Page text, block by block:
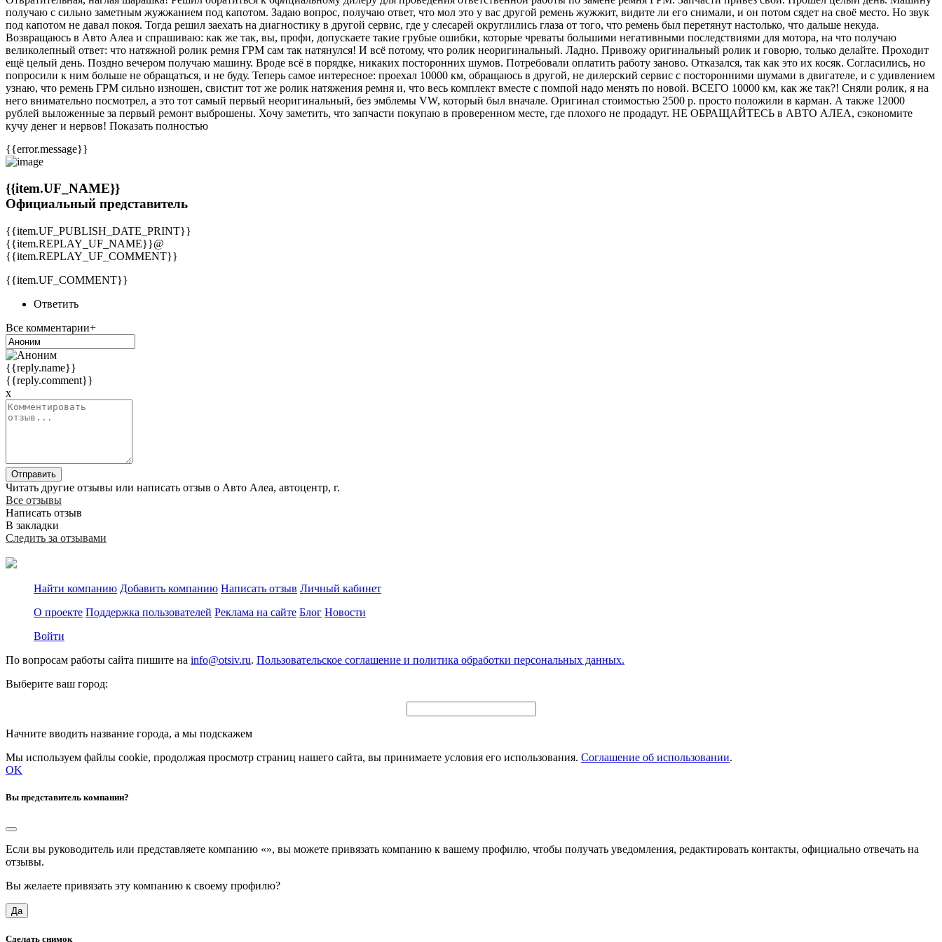
получаю с сильно заметным жужжанием под капотом. Задаю вопрос, получаю ответ, что мол это у вас другой ремень жужжит, видите ли его снимали, и он потом сядет на своё место. Но звук
под капотом не давал покоя. Тогда решил заехать на диагностику в другой сервис, где у слесарей округлились глаза от того, что ремень был перетянут настолько, что дальше некуда.
Возвращаюсь в Авто Алеа и спрашиваю: как же так, вы, профи, допускаете такие грубые ошибки, которые чреваты большими негативными последствиями для мотора, на что получаю
великолепный ответ: что натяжной ролик ремня ГРМ сам так натянулся! И всё потому, что ролик неоригинальный. Ладно. Привожу оригинальный ролик и говорю, только делайте. Проходит
ещё целый день. Поздно вечером получаю машину. Вроде всё в порядке, никаких посторонних шумов. Потребовали оплатить работу заново. Отказался, так как это их косяк. Согласились, но
попросили к ним больше не обращаться, и не буду. Теперь самое интересное: проехал 10000 км, обращаюсь в другой, не дилерский сервис с посторонними шумами в двигателе, и с удивлением
узнаю, что ремень ГРМ сильно изношен, свистит тот же ролик натяжения ремня и, что весь комплект вместе с помпой надо менять по новой. ВСЕГО 10000 км, как же так?! Сняли ролик, я на
него внимательно посмотрел, а это тот самый первый неоригинальный, без эмблемы VW, который был вначале. Оригинал стоимостью 2500 р. просто положили в карман. А также 12000
рублей выложенные за первый ремонт выброшены. Хочу заметить, что запчасти покупаю в проверенном месте, где плохого не продадут. НЕ ОБРАЩАЙТЕСЬ в АВТО АЛЕА, сэкономите
кучу денег и нервов! Показать полностью
{{error.message}}
{{item.UF_NAME}}
Официальный представитель
{{item.UF_PUBLISH_DATE_PRINT}}
{{item.REPLAY_UF_NAME}}@
{{item.REPLAY_UF_COMMENT}}
{{item.UF_COMMENT}}
Ответить
Все комментарии+
{{reply.name}}
{{reply.comment}}
x
Отправить
Читать другие отзывы или написать отзыв о Авто Алеа, автоцентр, г.
Все отзывы
Написать отзыв
В закладки
Следить за отзывами
Найти компанию Добавить компанию Написать отзыв Личный кабинет
О проекте Поддержка пользователей Реклама на сайте Блог Новости
Войти
По вопросам работы сайта пишите на info@otsiv.ru. Пользовательское соглашение и политика обработки персональных данных.
Выберите ваш город:
Начните вводить название города, а мы подскажем
Мы используем файлы cookie, продолжая просмотр страниц нашего сайта, вы принимаете условия его использования. Соглашение об использовании.
OK
Вы представитель компании?
Если вы руководитель или представляете компанию «», вы можете привязать компанию к вашему профилю, чтобы получать уведомления, редактировать контакты, официально отвечать на
отзывы.
Вы желаете привязать эту компанию к своему профилю?
Да
Сделать снимок